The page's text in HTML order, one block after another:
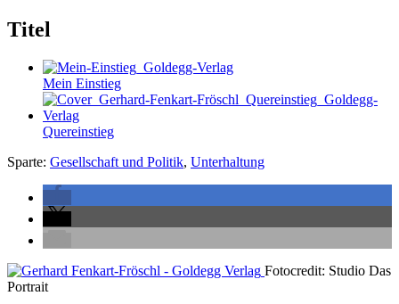
Titel
Mein Einstieg
Quereinstieg
Sparte: Gesellschaft und Politik, Unterhaltung
Seitenleiste
Fotocredit: Studio Das
Portrait